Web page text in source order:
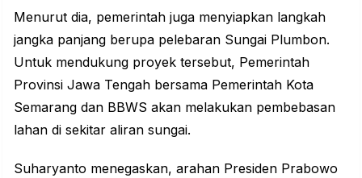
Menurut dia, pemerintah juga menyiapkan langkah
jangka panjang berupa pelebaran Sungai Plumbon.
Untuk mendukung proyek tersebut, Pemerintah
Provinsi Jawa Tengah bersama Pemerintah Kota
Semarang dan BBWS akan melakukan pembebasan
lahan di sekitar aliran sungai.
Suharyanto menegaskan, arahan Presiden Prabowo